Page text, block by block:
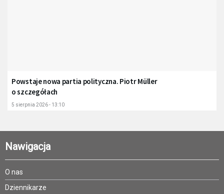
Powstaje nowa partia polityczna. Piotr Müller
o szczegółach
5 sierpnia 2026 - 13:10
Nawigacja
O nas
Dziennikarze